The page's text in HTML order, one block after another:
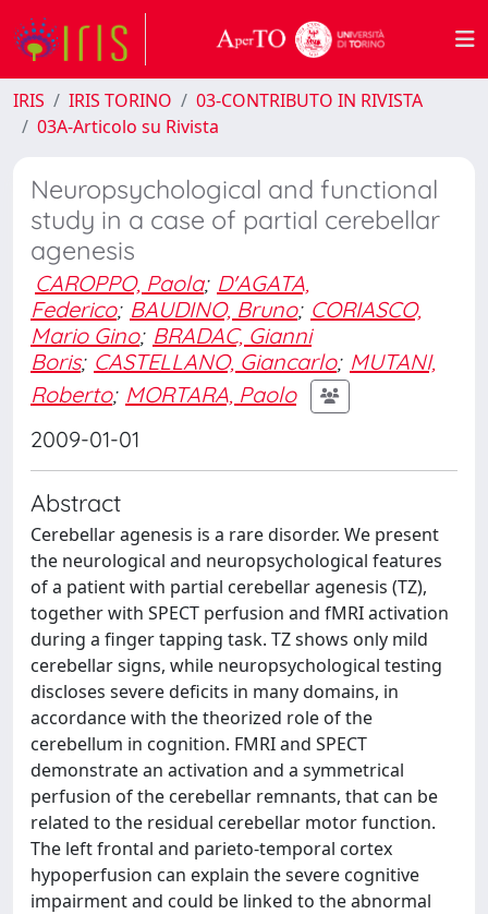
IRIS IRIS TORINO
03-CONTRIBUTO IN RIVISTA
03A-Articolo su Rivista
Neuropsychological and functional
study in a case of partial cerebellar
agenesis
CAROPPO, Paola; D'AGATA,
Federico; BAUDINO, Bruno; CORIASCO,
Mario Gino; BRADAC, Gianni
Boris; CASTELLANO, Giancarlo; MUTANI,
Roberto; MORTARA, Paolo
2009-01-01
Abstract
Cerebellar agenesis is a rare disorder. We present
the neurological and neuropsychological features
of a patient with partial cerebellar agenesis (TZ),
together with SPECT perfusion and fMRI activation
during a finger tapping task. TZ shows only mild
cerebellar signs, while neuropsychological testing
discloses severe deficits in many domains, in
accordance with the theorized role of the
cerebellum in cognition. FMRI and SPECT
demonstrate an activation and a symmetrical
perfusion of the cerebellar remnants, that can be
related to the residual cerebellar motor function.
The left frontal and parieto-temporal cortex
hypoperfusion can explain the severe cognitive
impairment and could be linked to the abnormal